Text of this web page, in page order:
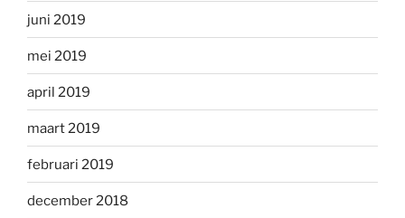
juni 2019
mei 2019
april 2019
maart 2019
februari 2019
december 2018